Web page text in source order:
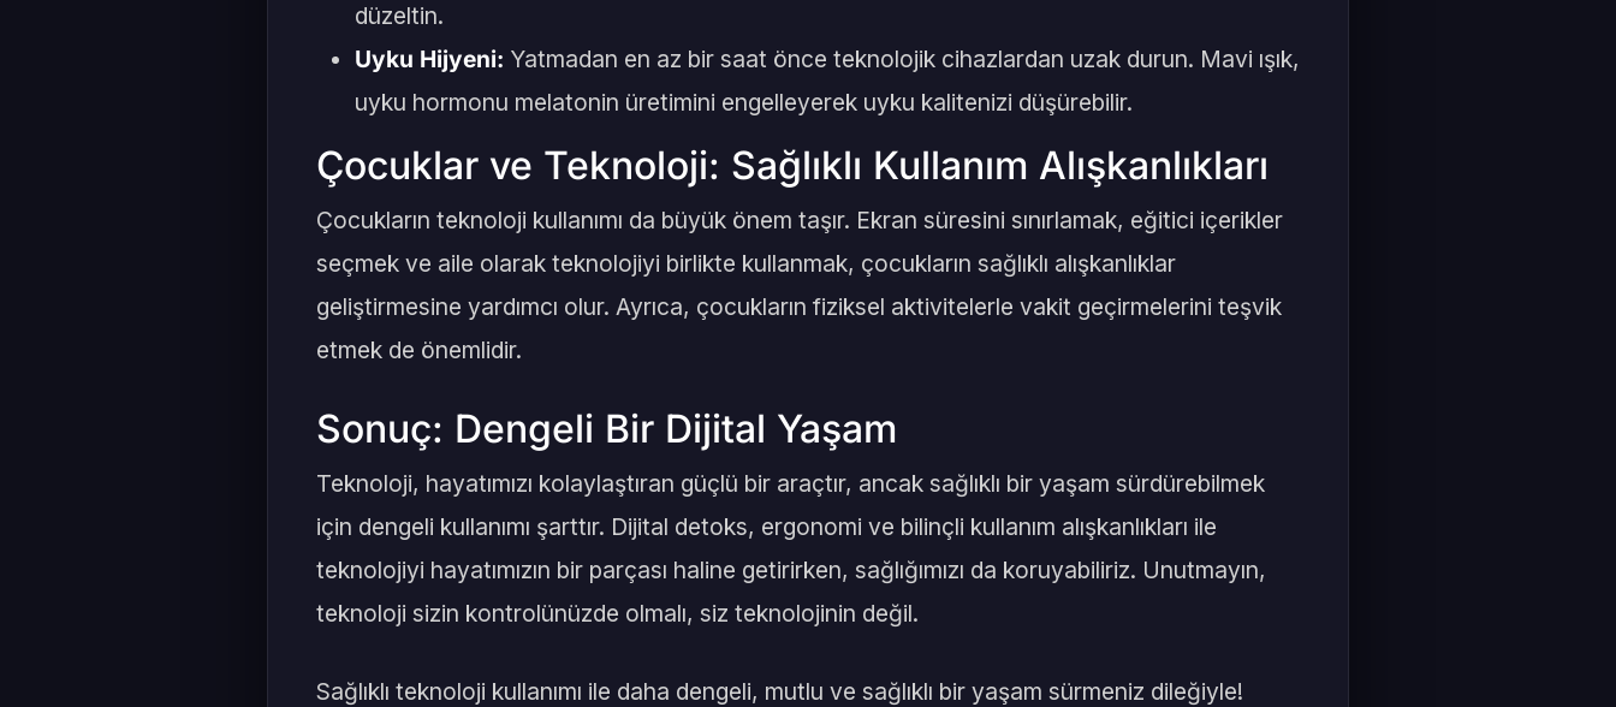
düzeltin.
Uyku Hijyeni: Yatmadan en az bir saat önce teknolojik cihazlardan uzak durun. Mavi ışık,
uyku hormonu melatonin üretimini engelleyerek uyku kalitenizi düşürebilir.
Çocuklar ve Teknoloji: Sağlıklı Kullanım Alışkanlıkları
Çocukların teknoloji kullanımı da büyük önem taşır. Ekran süresini sınırlamak, eğitici içerikler
seçmek ve aile olarak teknolojiyi birlikte kullanmak, çocukların sağlıklı alışkanlıklar
geliştirmesine yardımcı olur. Ayrıca, çocukların fiziksel aktivitelerle vakit geçirmelerini teşvik
etmek de önemlidir.
Sonuç: Dengeli Bir Dijital Yaşam
Teknoloji, hayatımızı kolaylaştıran güçlü bir araçtır, ancak sağlıklı bir yaşam sürdürebilmek
için dengeli kullanımı şarttır. Dijital detoks, ergonomi ve bilinçli kullanım alışkanlıkları ile
teknolojiyi hayatımızın bir parçası haline getirirken, sağlığımızı da koruyabiliriz. Unutmayın,
teknoloji sizin kontrolünüzde olmalı, siz teknolojinin değil.
Sağlıklı teknoloji kullanımı ile daha dengeli, mutlu ve sağlıklı bir yaşam sürmeniz dileğiyle!